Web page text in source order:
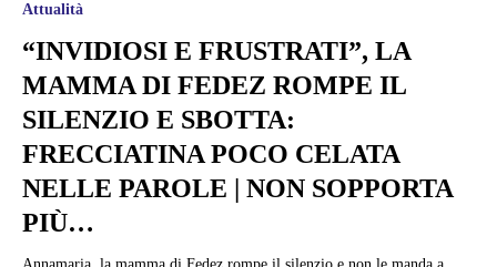
Attualità
“INVIDIOSI E FRUSTRATI”, LA
MAMMA DI FEDEZ ROMPE IL
SILENZIO E SBOTTA:
FRECCIATINA POCO CELATA
NELLE PAROLE | NON SOPPORTA
PIÙ…